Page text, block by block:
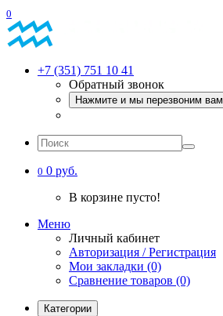
0
+7 (351) 751 10 41
Обратный звонок
Нажмите и мы перезвоним вам
0 0 руб.
В корзине пусто!
Меню
Личный кабинет
Авторизация / Регистрация
Мои закладки (0)
Сравнение товаров (0)
Категории